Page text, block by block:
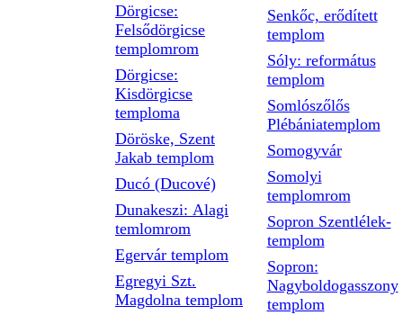
Dörgicse:
Felsődörgicse
templomrom
Dörgicse:
Kisdörgicse
temploma
Döröske, Szent
Jakab templom
Ducó (Ducové)
Dunakeszi: Alagi
temlomrom
Egervár templom
Egregyi Szt.
Magdolna templom
Senkőc, erődített
templom
Sóly: református
templom
Somlószőlős
Plébániatemplom
Somogyvár
Somolyi
templomrom
Sopron Szentlélek-
templom
Sopron:
Nagyboldogasszony
templom